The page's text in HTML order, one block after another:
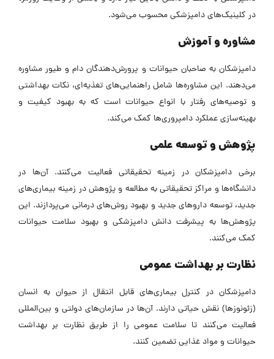
در کلینیک‌های دامپزشکی محسوب می‌شود.
مشاوره و آموزش
دامپزشکان به صاحبان حیوانات و پرورش‌دهندگان دام و طیور مشاوره
می‌دهند. این مشاوره‌ها شامل راهنمایی‌های تغذیه‌ای، نکات بهداشتی
و توصیه‌های رفتار با انواع حیوانات است که به بهبود کیفیت و
بهینه‌سازی عملکرد دامپروری‌ها کمک می‌کند.
پژوهش و توسعه علمی
برخی دامپزشکان در زمینه تحقیقاتی فعالیت می‌کنند. آن‌ها در
دانشگاه‌ها و مراکز تحقیقاتی به مطالعه و پژوهش در زمینه بیماری‌های
جدید، توسعه داروهای جدید و بهبود روش‌های درمانی می‌پردازند. این
پژوهش‌ها به پیشرفت دانش دامپزشکی و بهبود سلامت حیوانات
کمک می‌کنند.
نظارت بر بهداشت عمومی
دامپزشکان در کنترل بیماری‌های قابل انتقال از حیوان به انسان
(زئونوزها) نقش حیاتی دارند. آن‌ها در سازمان‌های دولتی و بین‌المللی
فعالیت می‌کنند تا سلامت عمومی را از طریق نظارت بر بهداشت
حیوانات و مواد غذایی تضمین کنند.